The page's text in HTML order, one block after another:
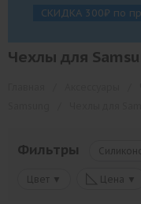
СКИДКА 300₽ по
Чехлы для
Фильтры
Цвет ▼ ◺ Цена ▼